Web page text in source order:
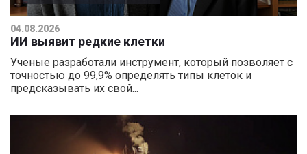
04.08.2026
ИИ выявит редкие клетки
Ученые разработали инструмент, который позволяет с
точностью до 99,9% определять типы клеток и
предсказывать их свой...